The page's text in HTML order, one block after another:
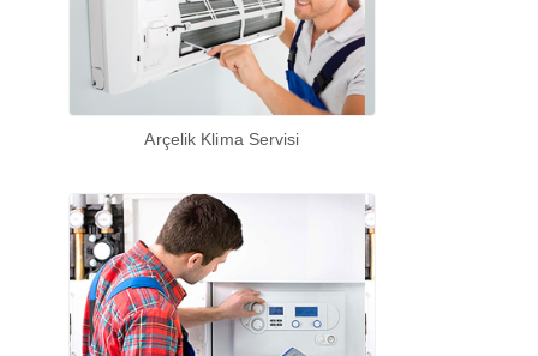
Arçelik Klima Servisi